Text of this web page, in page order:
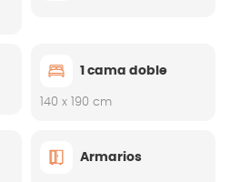
1 cama doble
140 x 190 cm
Armarios